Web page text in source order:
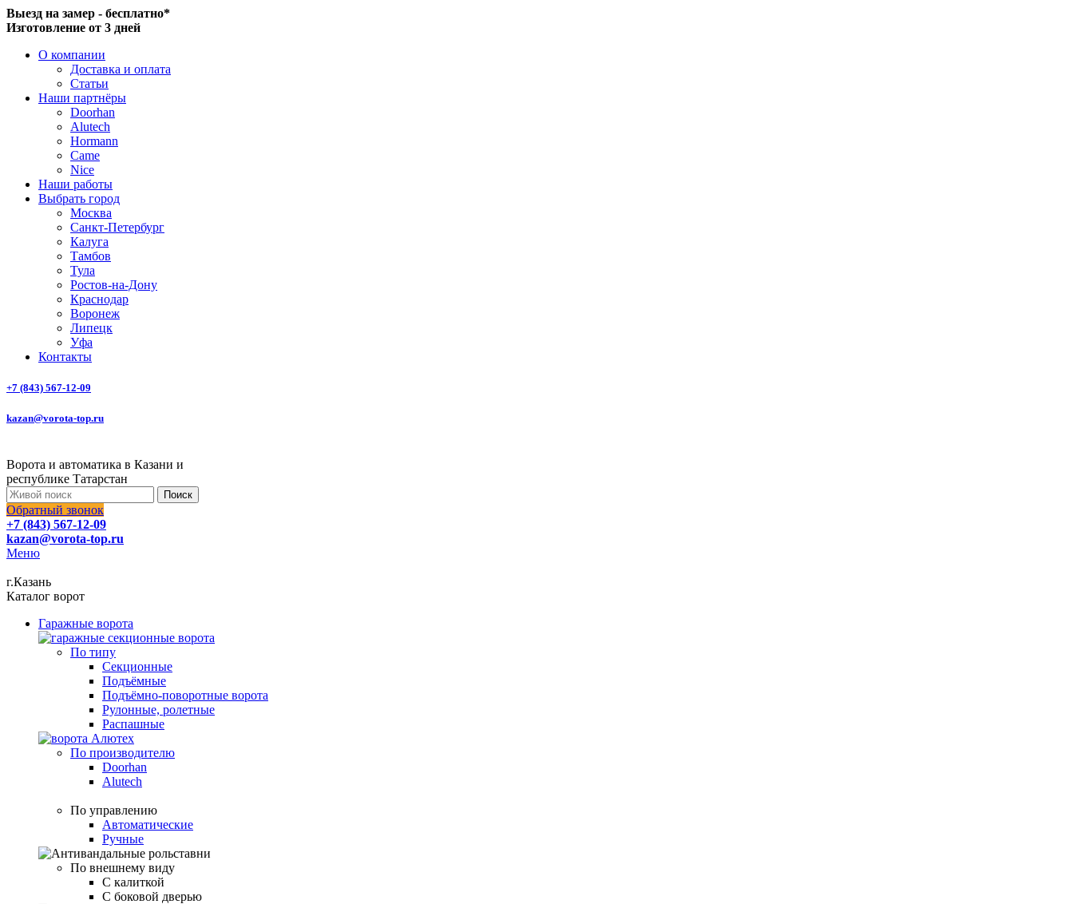
Выезд на замер - бесплатно*
Изготовление от 3 дней
О компании
Доставка и оплата
Статьи
Наши партнёры
Doorhan
Alutech
Hormann
Came
Nice
Наши работы
Выбрать город
Москва
Санкт-Петербург
Калуга
Тамбов
Тула
Ростов-на-Дону
Краснодар
Воронеж
Липецк
Уфа
Контакты
+7 (843) 567-12-09
kazan@vorota-top.ru
Ворота и автоматика в Казани и
республике Татарстан
Поиск
Обратный звонок
+7 (843) 567-12-09
kazan@vorota-top.ru
Меню
г.Казань
Каталог ворот
Гаражные ворота
По типу
Секционные
Подъёмные
Подъёмно-поворотные ворота
Рулонные, ролетные
Распашные
По производителю
Doorhan
Alutech
По управлению
Автоматические
Ручные
По внешнему виду
С калиткой
С боковой дверью